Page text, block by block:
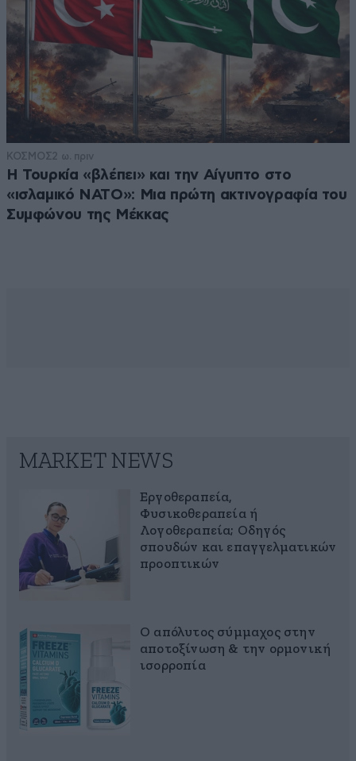
ΚΟΣΜΟΣ2 ω. πριν
Η Τουρκία «βλέπει» και την Αίγυπτο στο
«ισλαμικό ΝΑΤΟ»: Μια πρώτη ακτινογραφία του
Συμφώνου της Μέκκας
MARKET NEWS
Εργοθεραπεία,
Φυσικοθεραπεία ή
Λογοθεραπεία; Οδηγός
σπουδών και επαγγελματικών
προοπτικών
Ο απόλυτος σύμμαχος στην
αποτοξίνωση & την ορμονική
ισορροπία